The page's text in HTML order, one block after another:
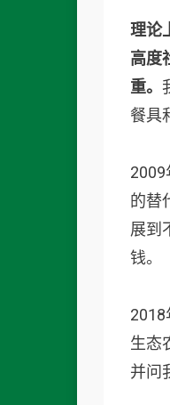
理论
高度
重。
餐具
2009
的替
展到
钱。
生态
并问